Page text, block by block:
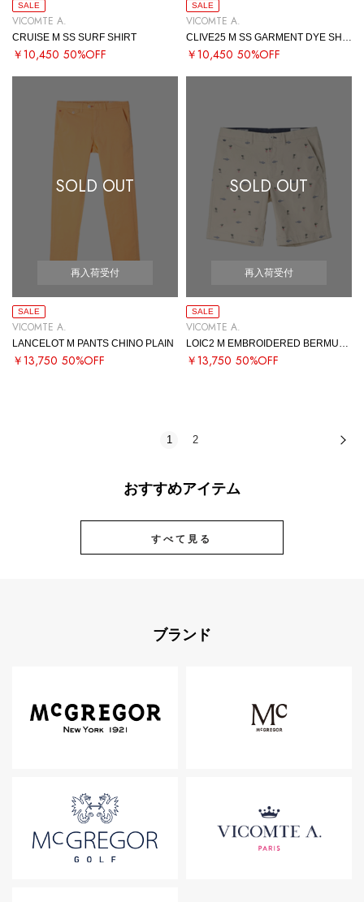
SALE
VICOMTE A.
CRUISE M SS SURF SHIRT
￥10,450 50%OFF
SALE
VICOMTE A.
CLIVE25 M SS GARMENT DYE SHIRT
￥10,450 50%OFF
SOLD OUT
再入荷受付
SALE
VICOMTE A.
LANCELOT M PANTS CHINO PLAIN
￥13,750 50%OFF
SOLD OUT
再入荷受付
SALE
VICOMTE A.
LOIC2 M EMBROIDERED BERMUDA
￥13,750 50%OFF
1 2
おすすめアイテム
すべて見る
ブランド